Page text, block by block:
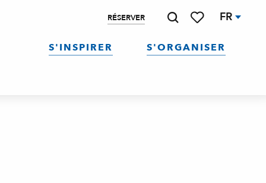
RÉSERVER FR
S'INSPIRER S'ORGANISER